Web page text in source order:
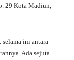
29 Kota Madiun,
selama ini antara
Ada sejuta